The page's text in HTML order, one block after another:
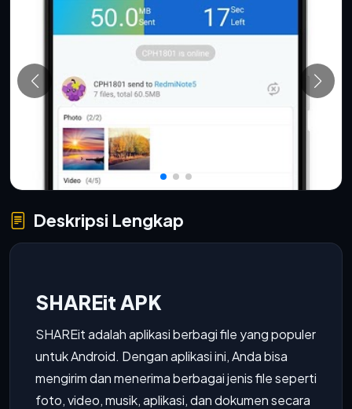
Deskripsi Lengkap
SHAREit APK
SHAREit adalah aplikasi berbagi file yang populer
untuk Android. Dengan aplikasi ini, Anda bisa
mengirim dan menerima berbagai jenis file seperti
foto, video, musik, aplikasi, dan dokumen secara